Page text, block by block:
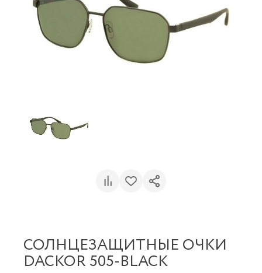
СОЛНЦЕЗАЩИТНЫЕ ОЧКИ
DACKOR 505-BLACK